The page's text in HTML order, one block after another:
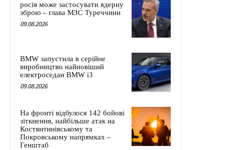
росія може застосувати ядерну
зброю – глава МЗС Туреччини
09.08.2026
BMW запустила в серійне
виробництво найновіший
електроседан BMW i3
09.08.2026
На фронті відбулося 142 бойові
зіткнення, найбільше атак на
Костянтинівському та
Покровському напрямках –
Генштаб